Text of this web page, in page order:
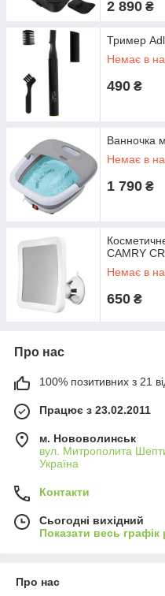
2 890 ₴
Тример
Немає в
490 ₴
Ванночка
Немає в
1 790 ₴
CAMRY
Немає в
650 ₴
Про нас
100% позитивних з 21
Працює з 23.02.2011
м. Нововолинськ
вул. Митрополита
Україна
Контакти
Сьогодні вихідний
Показати весь графік
Про нас